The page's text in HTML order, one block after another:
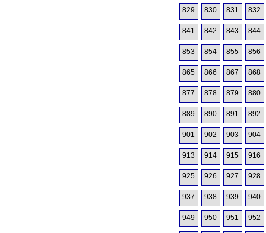
829 830 831 832
841 842 843 844
853 854 855 856
865 866 867 868
877 878 879 880
889 890 891 892
901 902 903 904
913 914 915 916
925 926 927 928
937 938 939 940
949 950 951 952